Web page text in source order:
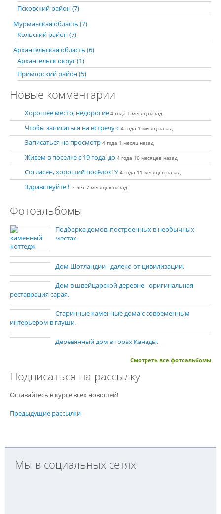
Псковский район (7)
Мурманская область (7)
Кольский район (7)
Архангельская область (6)
Архангельск округ (1)
Приморский район (5)
Новые комментарии
Хорошее место, недорогие 4 года 1 месяц назад
Чтобы записаться на встречу с 4 года 1 месяц назад
Записаться на просмотр 4 года 1 месяц назад
Живем в поселке с 19 года, до 4 года 10 месяцев назад
Согласен, хороший посёлок! У 4 года 11 месяцев назад
Здравствуйте ! 5 лет 7 месяцев назад
Фотоальбомы
Подборка домов, построенных в необычных
местах.
Дом Шотландии - далеко от цивилизации.
Дом в швейцарской деревне - оригинальная
реставрация сарая.
Старинные каменные дома с современным
интерьером в глуши.
Деревянный дом в горах Канады.
Смотреть все фотоальбомы
Подписаться на рассылку
Оставайтесь в курсе всех новостей!
Предыдущие рассылки
Мы в социальных сетях